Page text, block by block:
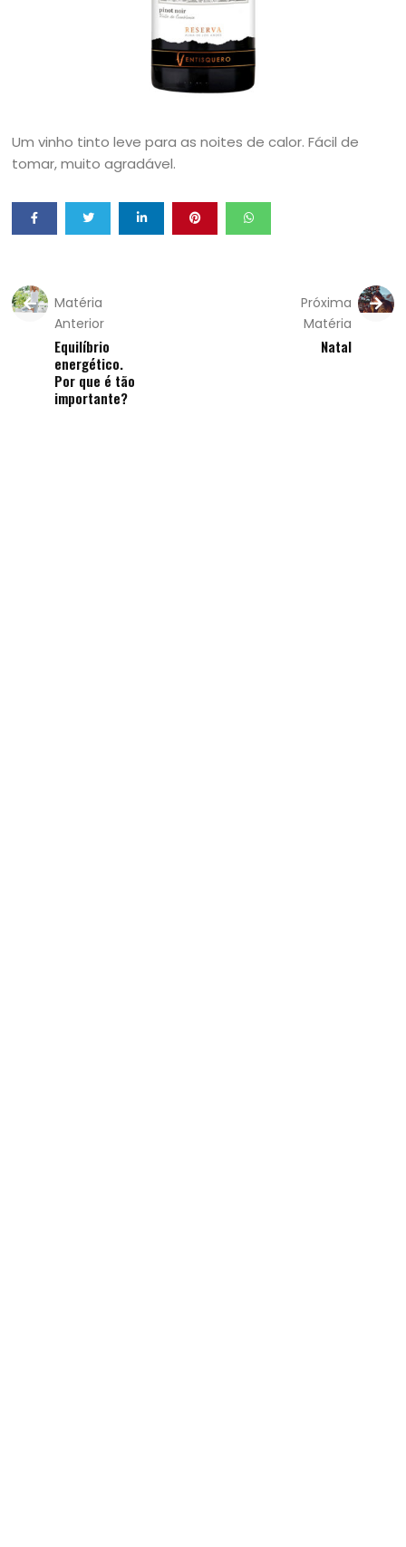
Um vinho tinto leve para as noites de calor. Fácil de
tomar, muito agradável.
Matéria
Anterior
Equilíbrio
energético.
Por que é tão
importante?
Próxima
Matéria
Natal